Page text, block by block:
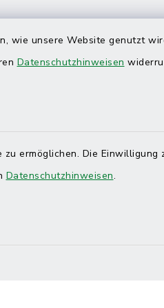
wie unsere Website genutzt
Datenschutzhinweisen
ermöglichen. Die
Datenschutzhinweisen.